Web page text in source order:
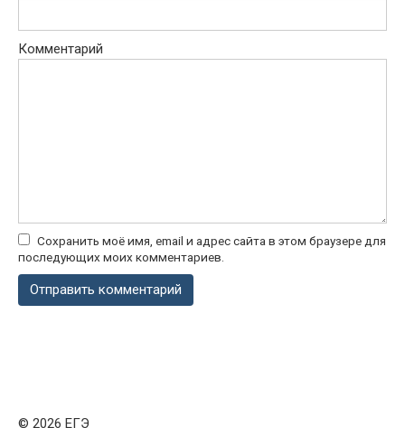
Комментарий
Сохранить моё имя, email и адрес сайта в этом браузере для
последующих моих комментариев.
© 2026 ЕГЭ